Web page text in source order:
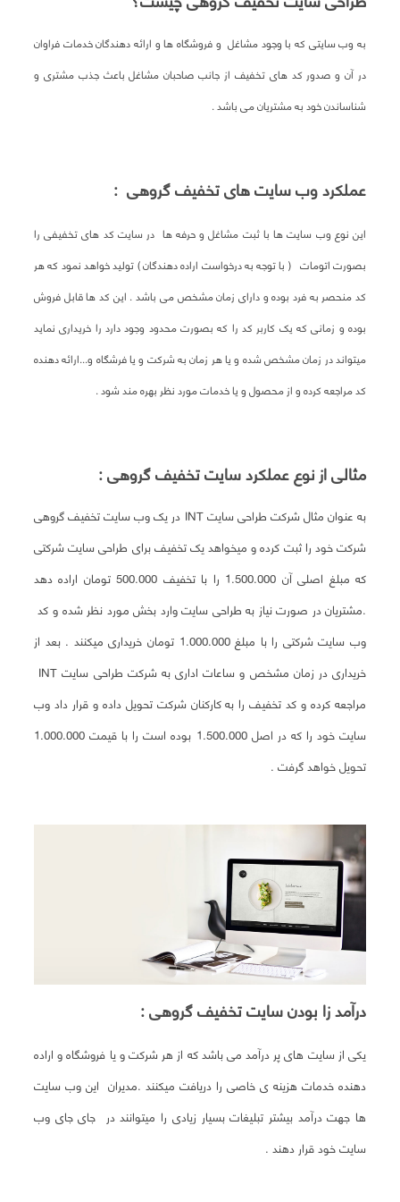
به وب سایتی که با وجود مشاغل و فروشگاه ها و ارائه دهندگان خدمات فراوان
در آن و صدور کد های تخفیف از جانب صاحبان مشاغل باعث جذب مشتری و
شناساندن خود به مشتریان می باشد .
عملکرد وب سایت های تخفیف گروهی :
این نوع وب سایت ها با ثبت مشاغل و حرفه ها در سایت کد های تخفیفی را
بصورت اتومات ( با توجه به درخواست اراده دهندگان ) تولید خواهد نمود که هر
کد منحصر به فرد بوده و دارای زمان مشخص می باشد . این کد ها قابل فروش
بوده و زمانی که یک کاربر کد را که بصورت محدود وجود دارد را خریداری نماید
میتواند در زمان مشخص شده و یا هر زمان به شرکت و یا فرشگاه و...ارائه دهنده
کد مراجعه کرده و از محصول و یا خدمات مورد نظر بهره مند شود .
مثالی از نوع عملکرد سایت تخفیف گروهی :
به عنوان مثال شرکت طراحی سایت INT در یک وب سایت تخفیف گروهی
شرکت خود را ثبت کرده و میخواهد یک تخفیف برای طراحی سایت شرکتی
که مبلغ اصلی آن 1.500.000 را با تخفیف 500.000 تومان اراده دهد
.مشتریان در صورت نیاز به طراحی سایت وارد بخش مورد نظر شده و کد
وب سایت شرکتی را با مبلغ 1.000.000 تومان خریداری میکنند . بعد از
مراجعه کرده و کد تخفیف را به کارکنان شرکت تحویل داده و قرار داد وب
سایت خود را که در اصل 1.500.000 بوده است را با قیمت 1.000.000
تحویل خواهد گرفت .
درآمد زا بودن سایت تخفیف گروهی :
یکی از سایت های پر درآمد می باشد که از هر شرکت و یا فروشگاه و اراده
دهنده خدمات هزینه ی خاصی را دریافت میکنند .مدیران این وب سایت
ها جهت درآمد بیشتر تبلیغات بسیار زیادی را میتوانند در جای جای وب
سایت خود قرار دهند .